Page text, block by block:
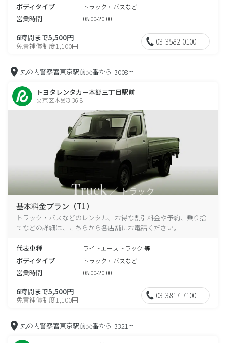
ボディタイプ トラック・バスなど
営業時間 08:00-20:00
6時間まで5,500円
免責補償制度1,100円 03-3582-0100
丸の内警察署東京駅前交番から 3008m
トヨタレンタカー本郷三丁目駅前
文京区本郷3-36-8
基本料金プラン（T1）
トラック・バスなどのレンタル、お得な割引料金や予約、乗り捨
てなどの詳細は、こちらから各店舗にお電話ください。
代表車種 ライトエーストラック 等
ボディタイプ トラック・バスなど
営業時間 08:00-20:00
6時間まで5,500円
免責補償制度1,100円 03-3817-7100
丸の内警察署東京駅前交番から 3321m